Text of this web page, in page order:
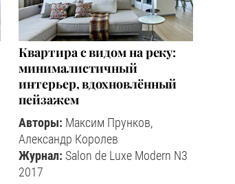
Квартира с видом на реку:
минималистичный
интерьер, вдохновлённый
пейзажем
Авторы: Максим Прунков,
Александр Королев
Журнал: Salon de Luxe Modern N3
2017